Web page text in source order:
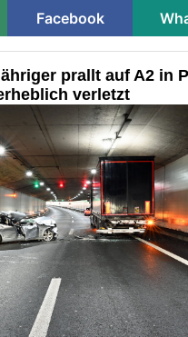
Facebook
prallt auf A2 in
verletzt